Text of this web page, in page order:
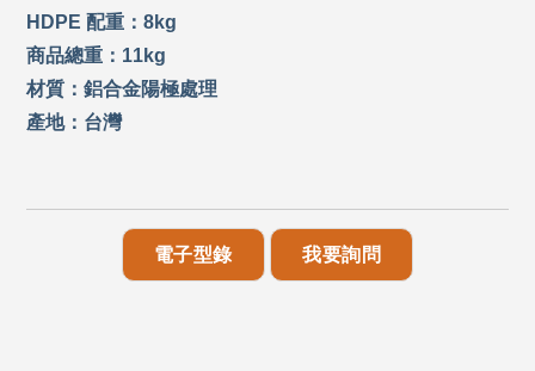
HDPE 配重：8kg
商品總重：11kg
材質：鋁合金陽極處理
產地：台灣
電子型錄 我要詢問